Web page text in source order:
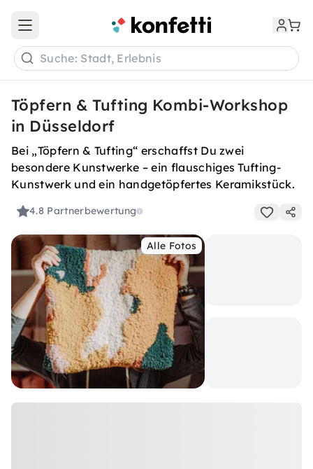
Open main menu
Suche: Stadt, Erlebnis
Töpfern & Tufting Kombi-Workshop
in Düsseldorf
Bei „Töpfern & Tufting“ erschaffst Du zwei
besondere Kunstwerke – ein flauschiges Tufting-
Kunstwerk und ein handgetöpfertes Keramikstück.
4.8 Partnerbewertung
Alle Fotos